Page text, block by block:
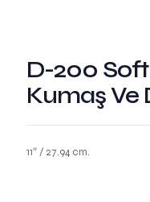
D-200 Soft
Kumaş Ve
11″ / 27.94 cm.